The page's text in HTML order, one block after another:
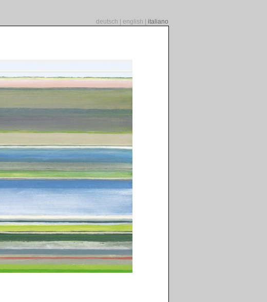
deutsch english italiano